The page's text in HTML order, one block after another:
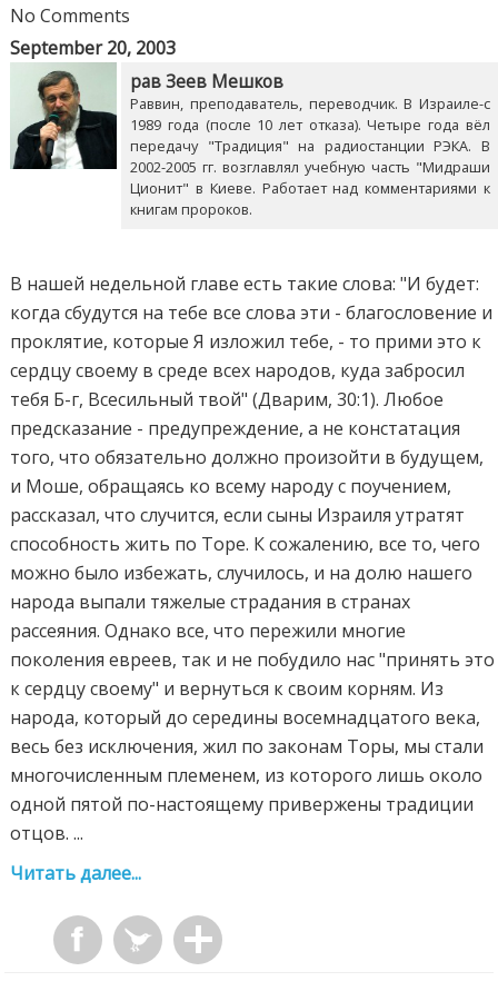
No Comments
September 20, 2003
рав Зеев Мешков
Раввин, преподаватель, переводчик. В Израиле-с
1989 года (после 10 лет отказа). Четыре года вёл
передачу "Традиция" на радиостанции РЭКА. В
2002-2005 гг. возглавлял учебную часть "Мидраши
Ционит" в Киеве. Работает над комментариями к
книгам пророков.
В нашей недельной главе есть такие слова: "И будет:
когда сбудутся на тебе все слова эти - благословение и
проклятие, которые Я изложил тебе, - то прими это к
сердцу своему в среде всех народов, куда забросил
тебя Б-г, Всесильный твой" (Дварим, 30:1). Любое
предсказание - предупреждение, а не констатация
того, что обязательно должно произойти в будущем,
и Моше, обращаясь ко всему народу с поучением,
рассказал, что случится, если сыны Израиля утратят
способность жить по Торе. К сожалению, все то, чего
можно было избежать, случилось, и на долю нашего
народа выпали тяжелые страдания в странах
рассеяния. Однако все, что пережили многие
поколения евреев, так и не побудило нас "принять это
к сердцу своему" и вернуться к своим корням. Из
народа, который до середины восемнадцатого века,
весь без исключения, жил по законам Торы, мы стали
многочисленным племенем, из которого лишь около
одной пятой по-настоящему привержены традиции
отцов. ...
Читать далее...